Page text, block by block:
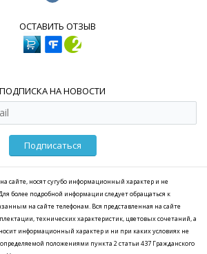
ОСТАВИТЬ ОТЗЫВ
ПОДПИСКА НА НОВОСТИ
Подписаться
сайте, носят сугубо информационный характер и не
более подробной информации следует обращаться к
на сайте телефонам. Вся представленная на сайте
технических характеристик, цветовых сочетаний, а
информационный характер и ни при каких условиях не
положениями пункта 2 статьи 437 Гражданского